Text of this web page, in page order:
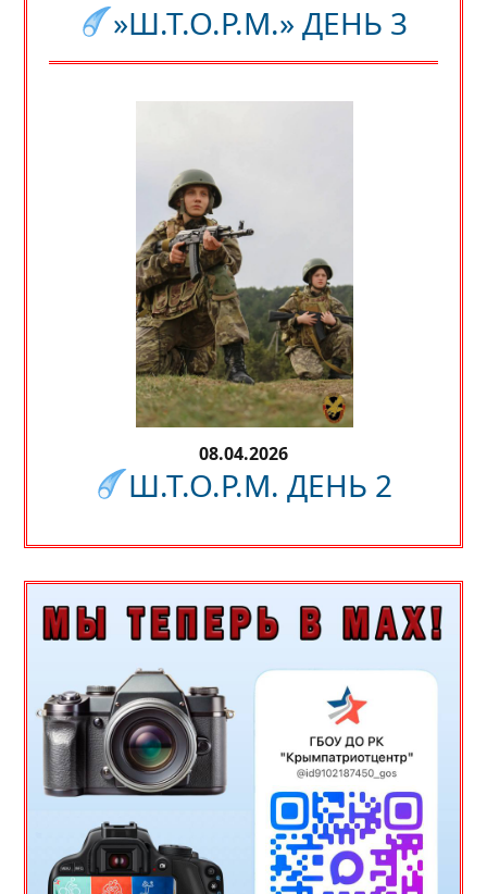
»Ш.Т.О.Р.М.» ДЕНЬ 3
08.04.2026
Ш.Т.О.Р.М. ДЕНЬ 2